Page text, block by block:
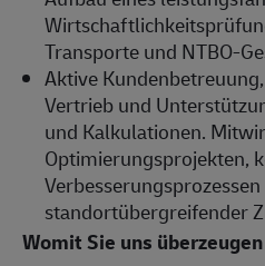
Transporte und NTBO-
Aktive
Vertrieb und
und Kalkulationen.
Optimierungsprojekten,
standortübergreifender
Womit Sie uns überzeugen